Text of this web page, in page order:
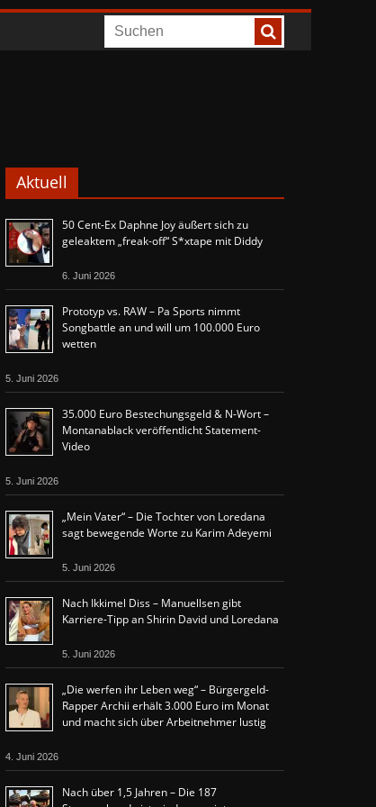
Aktuell
50 Cent-Ex Daphne Joy äußert sich zu
geleaktem „freak-off“ S*xtape mit Diddy
6. Juni 2026
Prototyp vs. RAW – Pa Sports nimmt
Songbattle an und will um 100.000 Euro
wetten
5. Juni 2026
35.000 Euro Bestechungsgeld & N-Wort –
Montanablack veröffentlicht Statement-
Video
5. Juni 2026
„Mein Vater“ – Die Tochter von Loredana
sagt bewegende Worte zu Karim Adeyemi
5. Juni 2026
Nach Ikkimel Diss – Manuellsen gibt
Karriere-Tipp an Shirin David und Loredana
5. Juni 2026
„Die werfen ihr Leben weg“ – Bürgergeld-
Rapper Archii erhält 3.000 Euro im Monat
und macht sich über Arbeitnehmer lustig
4. Juni 2026
Nach über 1,5 Jahren – Die 187